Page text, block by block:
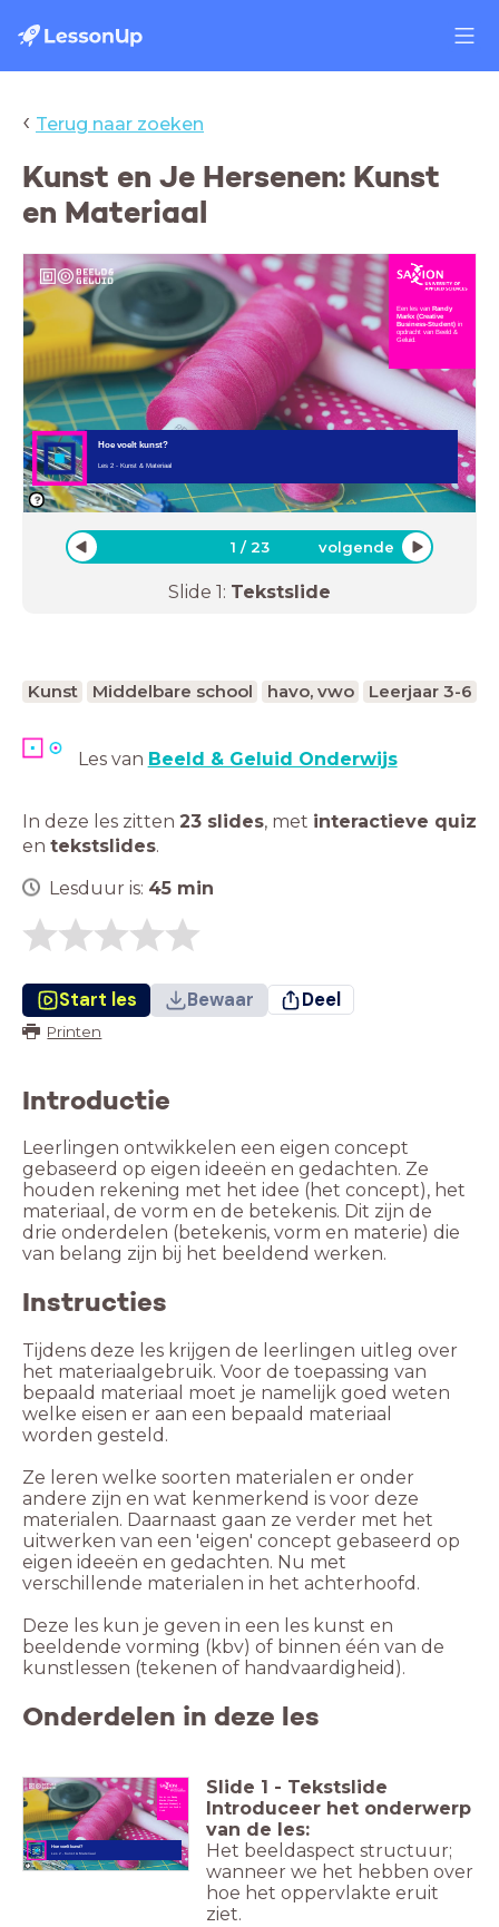
‹ Terug naar zoeken
Kunst en Je Hersenen: Kunst
en Materiaal
Hoe voelt kunst?
Les 2 - Kunst & Materiaal
Een les van Randy
Markx (Creative
Business-Student) in
opdracht van Beeld &
Geluid.
1 /23 volgende
Slide 1: Tekstslide
Kunst Middelbare school havo, vwo Leerjaar 3-6
Les van Beeld & Geluid Onderwijs
In deze les zitten 23 slides, met interactieve quiz
en tekstslides.
Lesduur is: 45 min
Start les Bewaar Deel
Printen
Introductie
Leerlingen ontwikkelen een eigen concept
gebaseerd op eigen ideeën en gedachten. Ze
houden rekening met het idee (het concept), het
materiaal, de vorm en de betekenis. Dit zijn de
drie onderdelen (betekenis, vorm en materie) die
van belang zijn bij het beeldend werken.
Instructies
Tijdens deze les krijgen de leerlingen uitleg over
het materiaalgebruik. Voor de toepassing van
bepaald materiaal moet je namelijk goed weten
welke eisen er aan een bepaald materiaal
worden gesteld.
Ze leren welke soorten materialen er onder
andere zijn en wat kenmerkend is voor deze
materialen. Daarnaast gaan ze verder met het
uitwerken van een 'eigen' concept gebaseerd op
eigen ideeën en gedachten. Nu met
verschillende materialen in het achterhoofd.
Deze les kun je geven in een les kunst en
beeldende vorming (kbv) of binnen één van de
kunstlessen (tekenen of handvaardigheid).
Onderdelen in deze les
Hoe voelt kunst?
Les 2 - Kunst & Materiaal
Een les van Randy
Markx (Creative
Business-Student) in
opdracht van Beeld &
Geluid.
Slide 1 - Tekstslide
Introduceer het onderwerp
van de les:
Het beeldaspect structuur;
wanneer we het hebben over
hoe het oppervlakte eruit
ziet.